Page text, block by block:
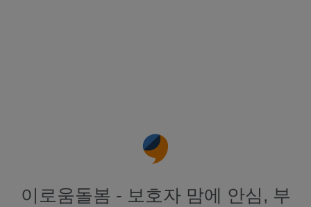
이로움돌봄 - 보호자 맘에 안심, 부